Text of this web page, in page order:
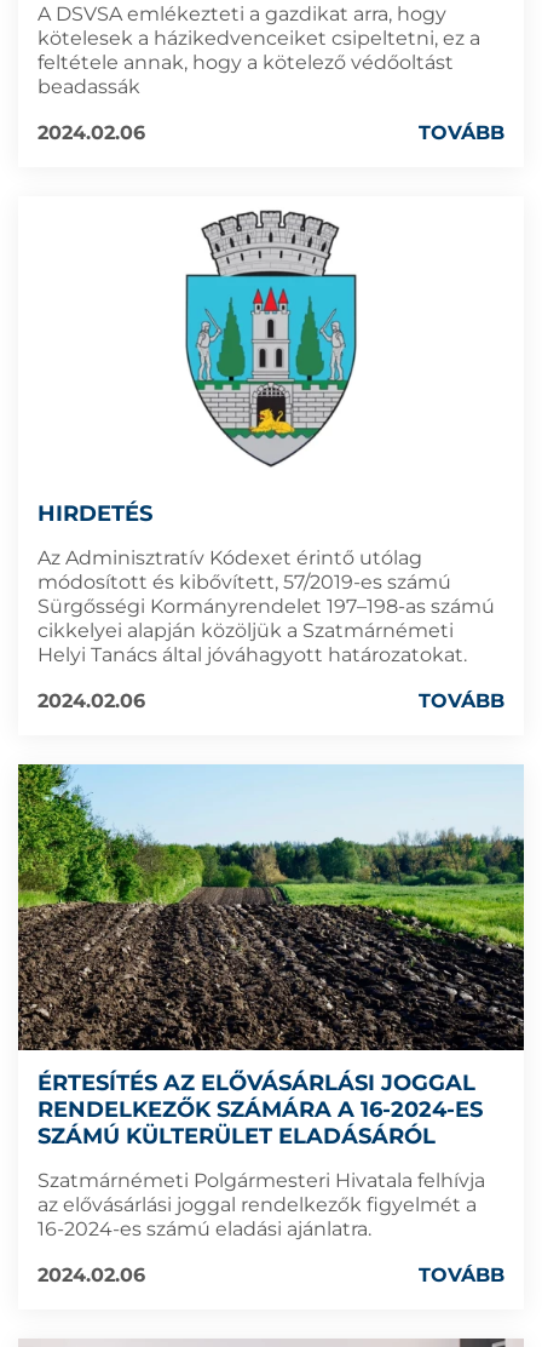
A DSVSA emlékezteti a gazdikat arra, hogy
kötelesek a házikedvenceiket csipeltetni, ez a
feltétele annak, hogy a kötelező védőoltást
beadassák
2024.02.06
TOVÁBB
HIRDETÉS
Az Adminisztratív Kódexet érintő utólag
módosított és kibővített, 57/2019-es számú
Sürgősségi Kormányrendelet 197–198-as számú
cikkelyei alapján közöljük a Szatmárnémeti
Helyi Tanács által jóváhagyott határozatokat.
2024.02.06
TOVÁBB
ÉRTESÍTÉS AZ ELŐVÁSÁRLÁSI JOGGAL
RENDELKEZŐK SZÁMÁRA A 16-2024-ES
SZÁMÚ KÜLTERÜLET ELADÁSÁRÓL
Szatmárnémeti Polgármesteri Hivatala felhívja
az elővásárlási joggal rendelkezők figyelmét a
16-2024-es számú eladási ajánlatra.
2024.02.06
TOVÁBB